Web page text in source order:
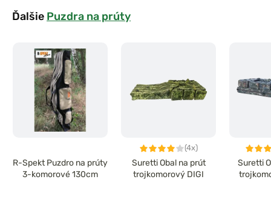
Ďalšie Puzdra na prúty
R-Spekt Puzdro na prúty
3-komorové 130cm
(4x)
Suretti Obal na prút
trojkomorový DIGI
Suretti